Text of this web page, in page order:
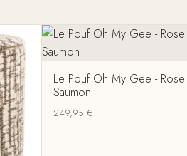
Le Pouf Oh My Gee - Rose
Saumon
249,95€